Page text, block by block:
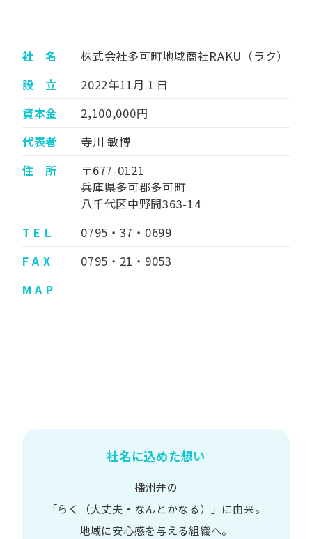
社 名
株式会社多可町地域商社RAKU（ラク）
設 立
2022年11月１日
資本金
2,100,000円
代表者
寺川 敏博
住 所
〒677-0121
兵庫県多可郡多可町
八千代区中野間363-14
T E L
0795・37・0699
F A X
0795・21・9053
M A P
社名に込めた想い
播州弁の
​「らく​（大丈夫・なんとかなる）」に​由来。
地域に​安心感を​与える​組織へ。